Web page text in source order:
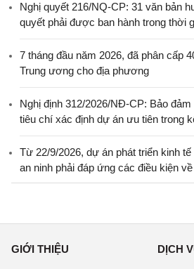
Nghị quyết 216/NQ-CP: 31 văn bản
quyết phải được ban hành trong thời
7 tháng đầu năm 2026, đã phân cấp
Trung ương cho địa phương
Nghị định 312/2026/NĐ-CP: Bảo
tiêu chí xác định dự án ưu tiên trong
Từ 22/9/2026, dự án phát triển kinh
an ninh phải đáp ứng các điều kiện
GIỚI THIỆU DỊCH